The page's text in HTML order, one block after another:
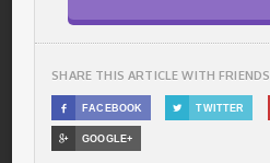
SHARE THIS ARTICLE WITH FRIENDS
 FACEBOOK  TWITTER
 GOOGLE+